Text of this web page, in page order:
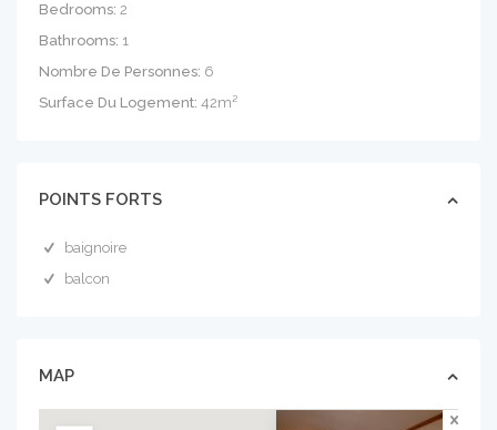
Bedrooms: 2
Bathrooms: 1
Nombre De Personnes: 6
Surface Du Logement: 42m²
POINTS FORTS
baignoire
balcon
MAP